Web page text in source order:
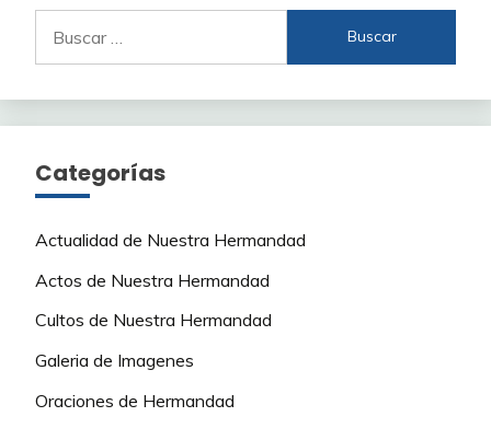
Categorías
Actualidad de Nuestra Hermandad
Actos de Nuestra Hermandad
Cultos de Nuestra Hermandad
Galeria de Imagenes
Oraciones de Hermandad